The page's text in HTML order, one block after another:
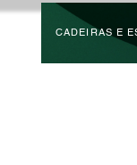
CADEIRAS E